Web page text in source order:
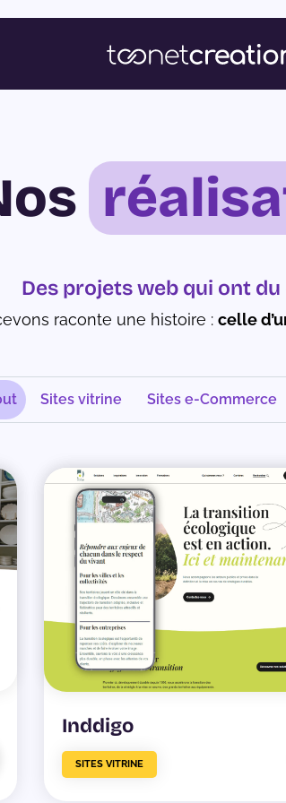
Des projets web qui ont
raconte une histoire : celle
Sites vitrine Sites e-Commerce
Inddigo
SITES VITRINE